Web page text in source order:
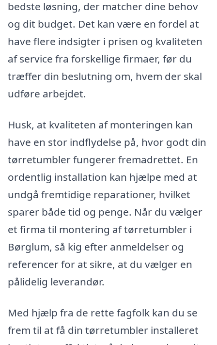
bedste løsning, der matcher dine behov
og dit budget. Det kan være en fordel at
have flere indsigter i prisen og kvaliteten
af service fra forskellige firmaer, før du
træffer din beslutning om, hvem der skal
udføre arbejdet.
Husk, at kvaliteten af monteringen kan
have en stor indflydelse på, hvor godt din
tørretumbler fungerer fremadrettet. En
ordentlig installation kan hjælpe med at
undgå fremtidige reparationer, hvilket
sparer både tid og penge. Når du vælger
et firma til montering af tørretumbler i
Børglum, så kig efter anmeldelser og
referencer for at sikre, at du vælger en
pålidelig leverandør.
Med hjælp fra de rette fagfolk kan du se
frem til at få din tørretumbler installeret